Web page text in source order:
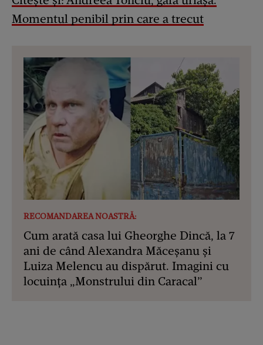
Momentul penibil prin care a trecut
RECOMANDAREA NOASTRĂ:
Cum arată casa lui Gheorghe Dincă, la 7
ani de când Alexandra Măceșanu și
Luiza Melencu au dispărut. Imagini cu
locuința „Monstrului din Caracal”